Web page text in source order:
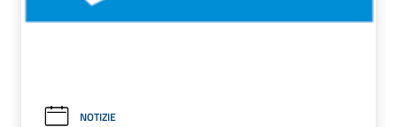
NOTIZIE